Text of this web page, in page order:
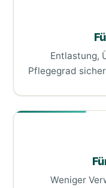
Entlastung,
Pflegegrad
Weniger